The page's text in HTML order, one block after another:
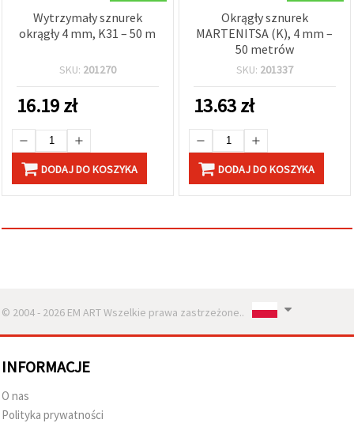
Wytrzymały sznurek
okrągły 4 mm, K31 – 50 m
SKU: 201270
16.19zł
DODAJ DO KOSZYKA
Okrągły sznurek
MARTENITSA (K), 4 mm –
50 metrów
SKU: 201337
13.63zł
DODAJ DO KOSZYKA
© 2004 - 2026 EM ART Wszelkie prawa zastrzeżone..
INFORMACJE
O nas
Polityka prywatności